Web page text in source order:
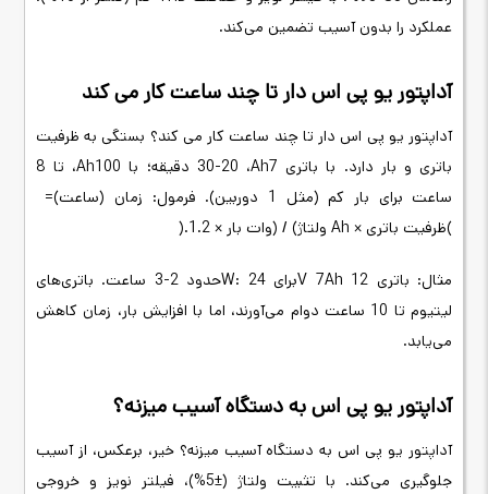
عملکرد را بدون آسیب تضمین می‌کند.
آداپتور یو پی اس دار تا چند ساعت کار می کند
آداپتور یو پی اس دار تا چند ساعت کار می کند؟ بستگی به ظرفیت
باتری و بار دارد. با باتری 7
Ah، 20-30 دقیقه؛ با 100 Ah
، تا 8
ساعت برای بار کم (مثل 1 دوربین). فرمول: زمان (ساعت)
=
(ظرفیت باتریAh × ولتاژ) / (وات بار × 1.2 ).
مثال: باتری 12 V 7Ahبرای 24 W:
حدود 2-3 ساعت. باتری‌های
لیتیوم تا 10 ساعت دوام می‌آورند، اما با افزایش بار، زمان کاهش
می‌یابد.
آداپتور یو پی اس به دستگاه آسیب میزنه؟
آداپتور یو پی اس به دستگاه آسیب میزنه؟ خیر، برعکس، از آسیب
جلوگیری می‌کند. با تثبیت ولتاژ (±5%)، فیلتر نویز و خروجی